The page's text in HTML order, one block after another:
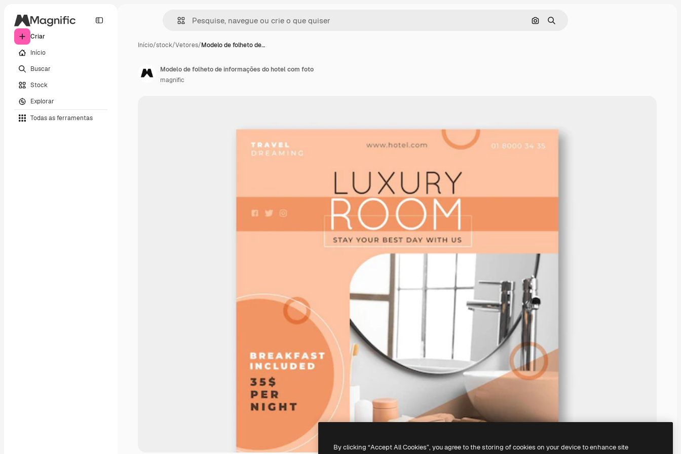
Criar
Início
Buscar
Stock
Explorar
Todas as ferramentas
Pesquisar por imagem
Buscar
Início/stock/Vetores/Modelo de folheto de…
Modelo de folheto de informações do hotel com foto
magnific
By clicking “Accept All Cookies”, you agree to the storing of cookies on your device to enhance site